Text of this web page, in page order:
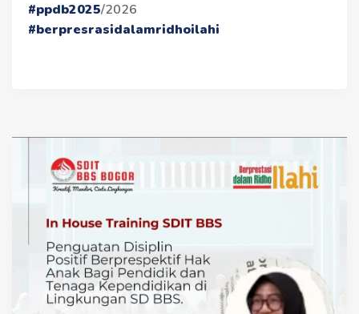
#ppdb2025/2026
#berpresrasidalamridhoilahi